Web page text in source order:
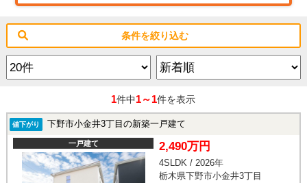
条件を絞り込む
1件中1～1件を表示
値下がり 下野市小金井3丁目の新築一戸建て
一戸建て 2,490万円
4SLDK / 2026年
栃木県下野市小金井3丁目